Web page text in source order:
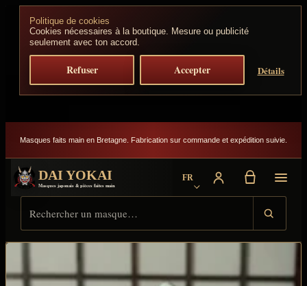
Politique de cookies
Cookies nécessaires à la boutique. Mesure ou publicité
seulement avec ton accord.
Refuser Accepter Détails
Aller au contenu
Masques faits main en Bretagne. Fabrication sur commande et expédition suivie.
DAI YOKAI
Masques japonais & pièces faites main
FR
Choisir la langue